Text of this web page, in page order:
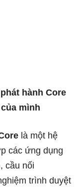
hành Core
mình
là một hệ
các ứng dụng
cầu nối
trình duyệt